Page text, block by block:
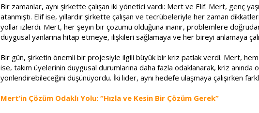
Bir zamanlar, aynı şirkette çalışan iki yönetici vardı: Mert ve Elif. Mert, genç
atanmıştı. Elif ise, yıllardır şirkette çalışan ve tecrübeleriyle her zaman
yollar izlerdi. Mert, her şeyin bir çözümü olduğuna inanır, problemlere
duygusal yanlarına hitap etmeye, ilişkileri sağlamaya ve her bireyi anlamaya
Bir gün, şirketin önemli bir projesiyle ilgili büyük bir kriz patlak verdi. Mert,
ise, takım üyelerinin duygusal durumlarına daha fazla odaklanarak, kriz anında
yönlendirebileceğini düşünüyordu. İki lider, aynı hedefe ulaşmaya çalışırken
Mert’in Çözüm Odaklı Yolu: “Hızla ve Kesin Bir Çözüm Gerek”